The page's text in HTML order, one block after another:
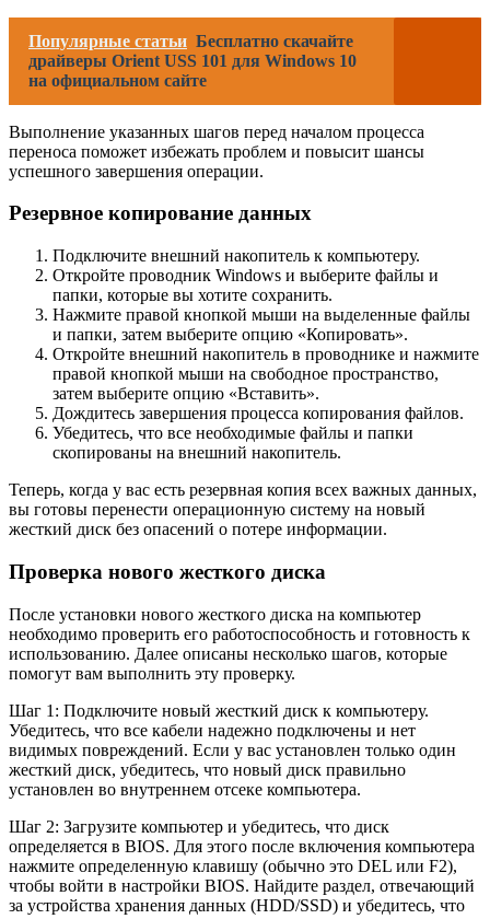
Популярные статьи Бесплатно скачайте
драйверы Orient USS 101 для Windows 10
на официальном сайте
Выполнение указанных шагов перед началом процесса
переноса поможет избежать проблем и повысит шансы
успешного завершения операции.
Резервное копирование данных
Подключите внешний накопитель к компьютеру.
Откройте проводник Windows и выберите файлы и
папки, которые вы хотите сохранить.
Нажмите правой кнопкой мыши на выделенные файлы
и папки, затем выберите опцию «Копировать».
Откройте внешний накопитель в проводнике и нажмите
правой кнопкой мыши на свободное пространство,
затем выберите опцию «Вставить».
Дождитесь завершения процесса копирования файлов.
Убедитесь, что все необходимые файлы и папки
скопированы на внешний накопитель.
Теперь, когда у вас есть резервная копия всех важных данных,
вы готовы перенести операционную систему на новый
жесткий диск без опасений о потере информации.
Проверка нового жесткого диска
После установки нового жесткого диска на компьютер
необходимо проверить его работоспособность и готовность к
использованию. Далее описаны несколько шагов, которые
помогут вам выполнить эту проверку.
Шаг 1: Подключите новый жесткий диск к компьютеру.
Убедитесь, что все кабели надежно подключены и нет
видимых повреждений. Если у вас установлен только один
жесткий диск, убедитесь, что новый диск правильно
установлен во внутреннем отсеке компьютера.
Шаг 2: Загрузите компьютер и убедитесь, что диск
определяется в BIOS. Для этого после включения компьютера
нажмите определенную клавишу (обычно это DEL или F2),
чтобы войти в настройки BIOS. Найдите раздел, отвечающий
за устройства хранения данных (HDD/SSD) и убедитесь, что